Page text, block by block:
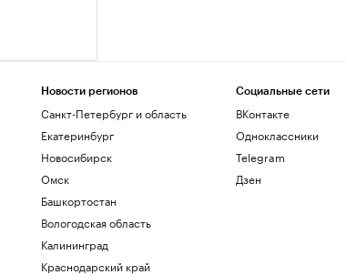
Новости регионов
Санкт-Петербург и область
Екатеринбург
Новосибирск
Омск
Башкортостан
Вологодская область
Калининград
Краснодарский край
Социальные сети
ВКонтакте
Одноклассники
Telegram
Дзен